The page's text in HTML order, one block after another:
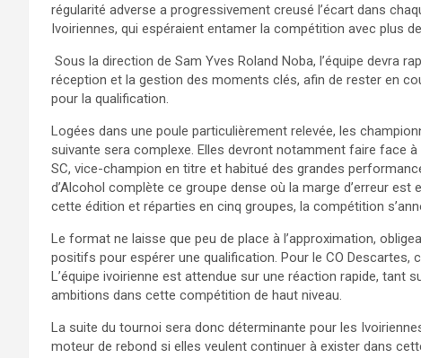
régularité adverse a progressivement creusé l’écart dans
Ivoiriennes, qui espéraient entamer la compétition avec plus
Sous la direction de Sam Yves Roland Noba, l’équipe devra
réception et la gestion des moments clés, afin de rester en
pour la qualification.
Logées dans une poule particulièrement relevée, les
suivante sera complexe. Elles devront notamment faire face
SC, vice-champion en titre et habitué des grandes
d’Alcohol complète ce groupe dense où la marge d’erreur
cette édition et réparties en cinq groupes, la compétition
Le format ne laisse que peu de place à l’approximation,
positifs pour espérer une qualification. Pour le CO Descartes,
L’équipe ivoirienne est attendue sur une réaction rapide, tant
ambitions dans cette compétition de haut niveau.
La suite du tournoi sera donc déterminante pour les
moteur de rebond si elles veulent continuer à exister dans